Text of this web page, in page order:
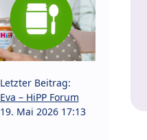
Letzter Beitrag:
Eva – HiPP Forum
19. Mai 2026 17:13